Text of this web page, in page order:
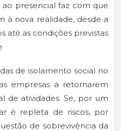
presencial faz com que
à nova realidade, desde a
até as condições previstas
de isolamento social no
empresas a retornarem
de atividades. Se, por um
é repleta de riscos, por
de sobrevivência da